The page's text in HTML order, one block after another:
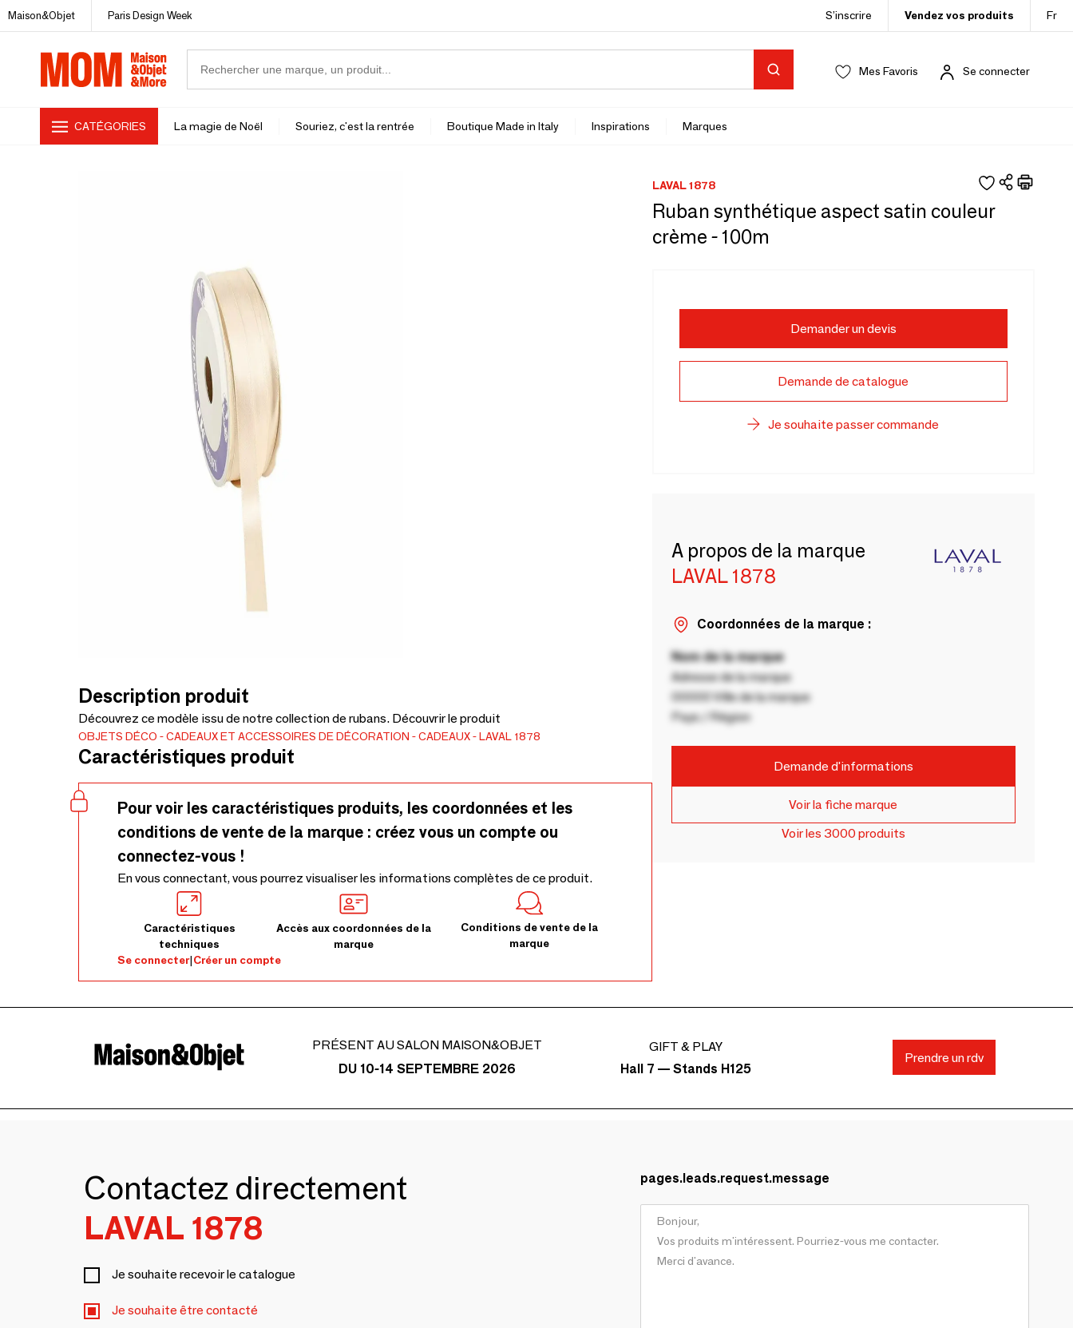
Maison&Objet Paris Design Week S’inscrire Vendez vos produits Fr
Mes Favoris Se connecter
CATÉGORIES La magie de Noël Souriez, c'est la rentrée Boutique Made in Italy Inspirations Marques
Description produit
Découvrez ce modèle issu de notre collection de rubans. Découvrir le produit
OBJETS DÉCO CADEAUX ET ACCESSOIRES DE DÉCORATION CADEAUX LAVAL 1878
Caractéristiques produit
Pour voir les caractéristiques produits, les coordonnées et les
conditions de vente de la marque : créez vous un compte ou
connectez-vous !
En vous connectant, vous pourrez visualiser les informations complètes de ce produit.
Caractéristiques
techniques
Accès aux coordonnées de la
marque
Conditions de vente de la
marque
Se connecter|Créer un compte
LAVAL 1878
Ruban synthétique aspect satin couleur
crème - 100m
Demander un devis
Demande de catalogue
Je souhaite passer commande
A propos de la marque
LAVAL 1878
Coordonnées de la marque :
Nom de la marque
Adresse de la marque
00000 Ville de la marque
Pays / Région
Demande d'informations
Voir la fiche marque
Voir les 3000 produits
PRÉSENT AU SALON MAISON&OBJET
DU 10-14 SEPTEMBRE 2026
GIFT & PLAY
Hall 7 — Stands H125
Prendre un rdv
Contactez directement
LAVAL 1878
Je souhaite recevoir le catalogue
Je souhaite être contacté
pages.leads.request.message